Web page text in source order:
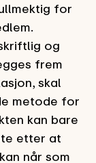
for
og
frem
skal
metode for
kan bare
etter at
når som